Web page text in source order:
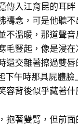
入江育昆的耳畔
禱念，可是他聽
不溫暖，那道聲
毛豎起，像是浸
還交雜著擦過雙
午時那具屍體臉
容背後似乎藏著什
著雙臂，但前面